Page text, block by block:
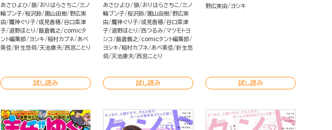
あさひよひ
狼 おりはらさちこ
三ノ
輪ブン子 桜沢鈴 園山由樹
野広実
由
魔神ぐり子 成見香穂 谷口菜津
子 道野ほとり 飯倉義之
comicタ
ント編集部
ヨシキ 稲村カブネ
あべ
美佳 針生悠伺 天池康夫 西宮ことり
試し読み
あさひよひ
狼 おりはらさちこ
三ノ
輪ブン子 桜沢鈴 園山由樹
野広実
由
魔神ぐり子 成見香穂 谷口菜津
子 道野ほとり 西つるみ
マツモトヨ
シコ
飯倉義之
comicタント編集部
ヨシキ
稲村カブネ あべ美佳 針生悠
伺
天池康夫 西宮ことり
試し読み
野広実由 ヨシキ
試し読み